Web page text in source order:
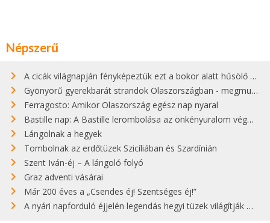
Népszerű
A cicák világnapján fényképeztük ezt a bokor alatt hűsölő cicát Kisorosziban
Gyönyörű gyerekbarát strandok Olaszországban - megmutatjuk a 15 legjobbat
Ferragosto: Amikor Olaszország egész nap nyaral
Bastille nap: A Bastille lerombolása az önkényuralom végét jelentette
Lángolnak a hegyek
Tombolnak az erdőtüzek Szicíliában és Szardínián
Szent Iván-éj – A lángoló folyó
Graz adventi vásárai
Már 200 éves a „Csendes éj! Szentséges éj!”
A nyári napforduló éjjelén legendás hegyi tüzek világítják meg Zugspitzét